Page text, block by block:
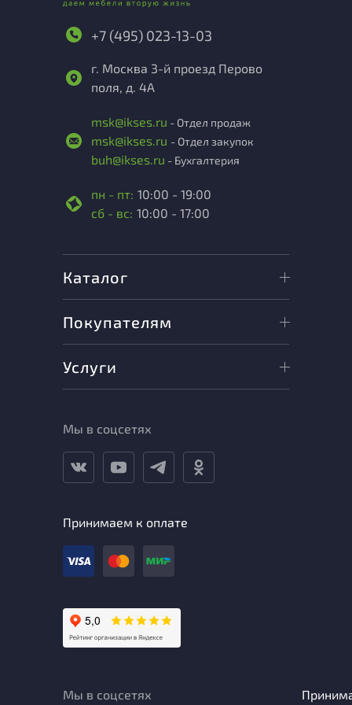
+7 (495) 023-13-03
г. Москва 3-й проезд Перово
поля, д. 4А
msk@ikses.ru - Отдел продаж
msk@ikses.ru - Отдел закупок
buh@ikses.ru - Бухгалтерия
пн - пт: 10:00 - 19:00
сб - вс: 10:00 - 17:00
Каталог
Покупателям
Услуги
Мы в соцсетях
Принимаем к оплате
Мы в соцсетях